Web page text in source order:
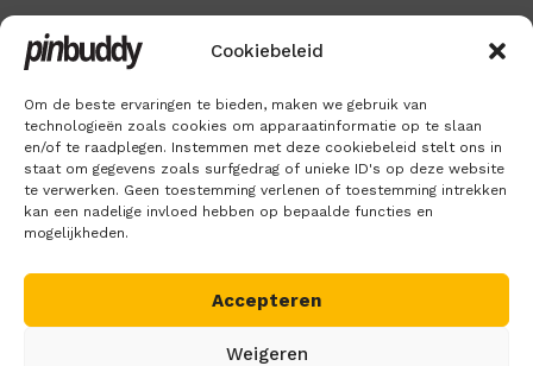
Cookiebeleid
Om de beste ervaringen te bieden, maken we gebruik van
technologieën zoals cookies om apparaatinformatie op te slaan
en/of te raadplegen. Instemmen met deze cookiebeleid stelt ons in
staat om gegevens zoals surfgedrag of unieke ID's op deze website
te verwerken. Geen toestemming verlenen of toestemming intrekken
kan een nadelige invloed hebben op bepaalde functies en
mogelijkheden.
Accepteren
Weigeren